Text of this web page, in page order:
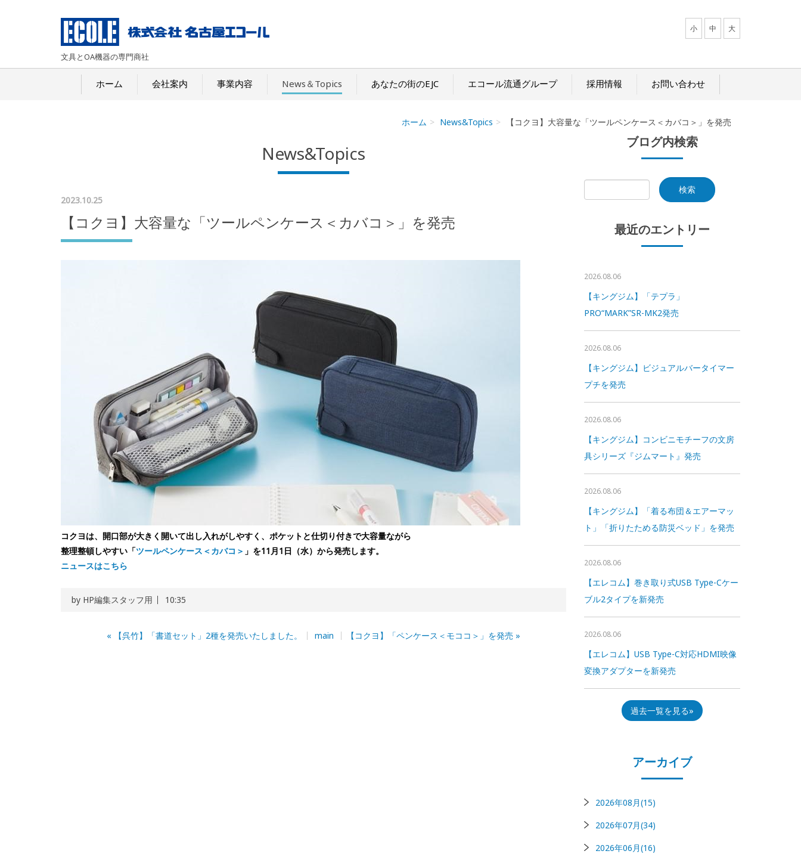
文具とOA機器の専門商社
小 中 大
ホーム 会社案内 事業内容 News＆Topics あなたの街のEJC エコール流通グループ 採用情報 お問い合わせ
ホーム News&Topics 【コクヨ】大容量な「ツールペンケース＜カバコ＞」を発売
News&Topics
2023.10.25
【コクヨ】大容量な「ツールペンケース＜カバコ＞」を発売
コクヨは、開口部が大きく開いて出し入れがしやすく、ポケットと仕切り付きで大容量ながら
整理整頓しやすい「ツールペンケース＜カバコ＞ 」を11月1日（水）から発売します。
ニュースはこちら
by HP編集スタッフ用 10:35
« 【呉竹】「書道セット」2種を発売いたしました。 main 【コクヨ】「ペンケース＜モココ＞」を発売 »
ブログ内検索
最近のエントリー
2026.08.06
【キングジム】「テプラ」
PRO“MARK”SR-MK2発売
2026.08.06
【キングジム】ビジュアルバータイマー
プチを発売
2026.08.06
【キングジム】コンビニモチーフの文房
具シリーズ『ジムマート』発売
2026.08.06
【キングジム】「着る布団＆エアーマッ
ト」「折りたためる防災ベッド」を発売
2026.08.06
【エレコム】巻き取り式USB Type-Cケー
ブル2タイプを新発売
2026.08.06
【エレコム】USB Type-C対応HDMI映像
変換アダプターを新発売
過去一覧を見る
アーカイブ
2026年08月(15)
2026年07月(34)
2026年06月(16)